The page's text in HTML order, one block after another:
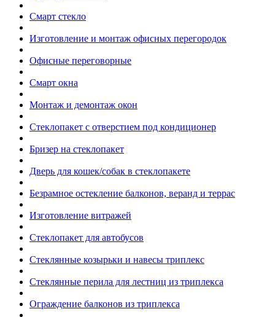
Смарт стекло
Изготовление и монтаж офисных перегородок
Офисные переговорные
Смарт окна
Монтаж и демонтаж окон
Стеклопакет с отверстием под кондиционер
Бризер на стеклопакет
Дверь для кошек/собак в стеклопакете
Безрамное остекление балконов, веранд и террас
Изготовление витражей
Стеклопакет для автобусов
Стеклянные козырьки и навесы триплекс
Стеклянные перила для лестниц из триплекса
Ограждение балконов из триплекса